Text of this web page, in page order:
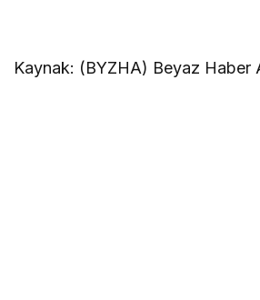
Kaynak: (BYZHA) Beyaz Haber